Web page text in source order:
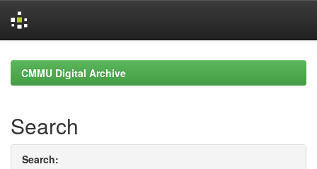
navigationCMMU Digital Archive
Search
Search: